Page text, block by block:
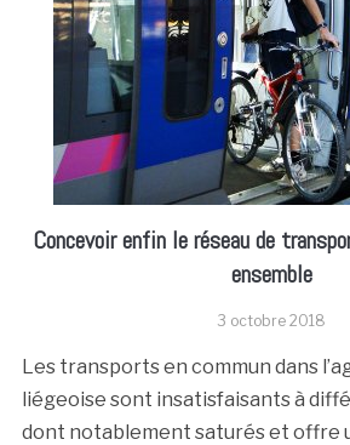
Concevoir enfin le réseau de
ensemble
3 octobre 2018
Les transports en commun dans
liégeoise sont insatisfaisants à
dont notablement saturés et offre